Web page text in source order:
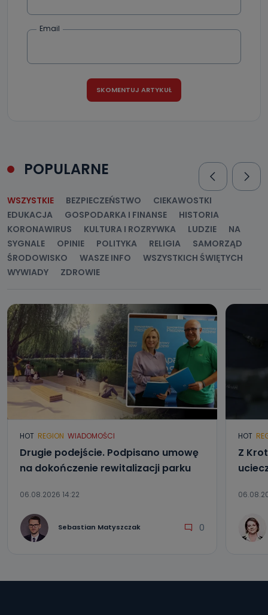
Email
POPULARNE
WSZYSTKIE BEZPIECZEŃSTWO
CIEKAWOSTKI
EDUKACJA
GOSPODARKA I FINANSE
HISTORIA
KORONAWIRUS
KULTURA I ROZRYWKA LUDZIE
NA
SYGNALE
OPINIE POLITYKA RELIGIA
SAMORZĄD
ŚRODOWISKO
WASZE INFO
WSZYSTKICH ŚWIĘTYCH
WYWIADY
ZDROWIE
HOT REGION WIADOMOŚCI
Drugie podejście. Podpisano umowę
na dokończenie rewitalizacji parku
06.08.2026 14:22
Sebastian Matyszczak 0
HOT
Z